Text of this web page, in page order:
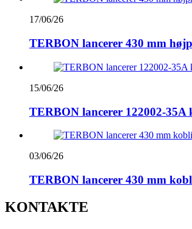
17/06/26
TERBON lancerer 430 mm
15/06/26
TERBON lancerer 122002-
03/06/26
TERBON lancerer 430 mm
KONTAKTE